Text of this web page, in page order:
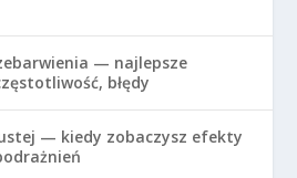
— najlepsze
błędy
— kiedy zobaczysz efekty